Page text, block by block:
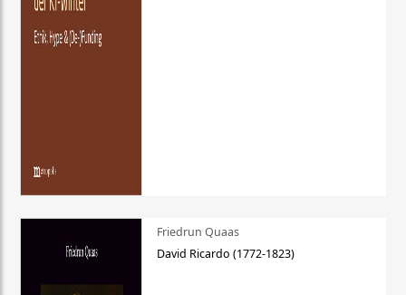
Friedrun Quaas
David Ricardo (1772-1823)